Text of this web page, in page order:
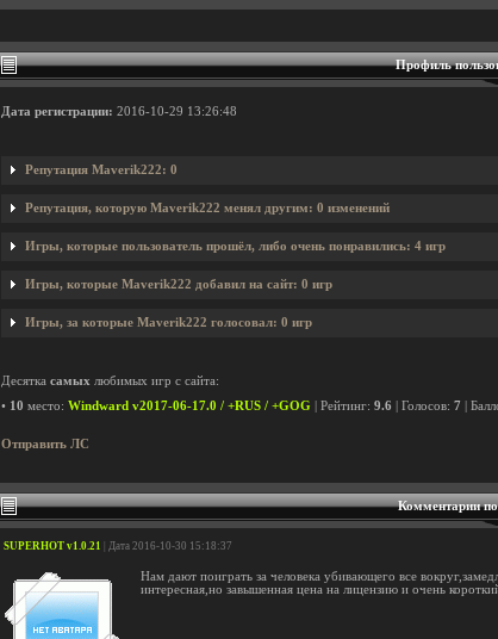
Профиль
Дата регистрации: 2016-10-29 13:26:48
Репутация Maverik222: 0
Репутация, которую Maverik222 менял другим: 0 изменений
Игры, которые пользователь прошёл, либо очень понравились: 4 игр
Игры, которые Maverik222 добавил на сайт: 0 игр
Игры, за которые Maverik222 голосовал: 0 игр
Десятка самых любимых игр с сайта:
• 10 место: Windward v2017-06-17.0 / +RUS / +GOG | Рейтинг: 9.6 | Голосов: 7 |
Отправить ЛС
Комментарии
SUPERHOT v1.0.21 | Дата 2016-10-30 15:18:37
Нам дают поиграть за человека убивающего все
интересная,но завышенная цена на лицензию и очень